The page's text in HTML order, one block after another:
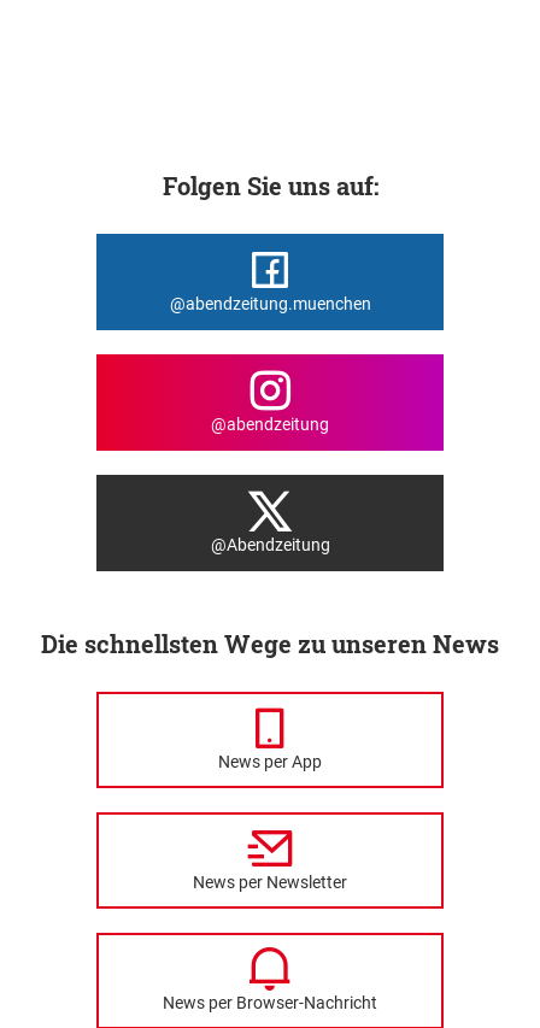
Folgen Sie uns auf:
@abendzeitung.muenchen
@abendzeitung
@Abendzeitung
Die schnellsten Wege zu unseren News
News per App
News per Newsletter
News per Browser-Nachricht